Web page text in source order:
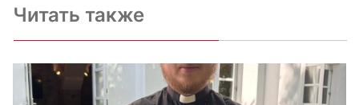
Читать также